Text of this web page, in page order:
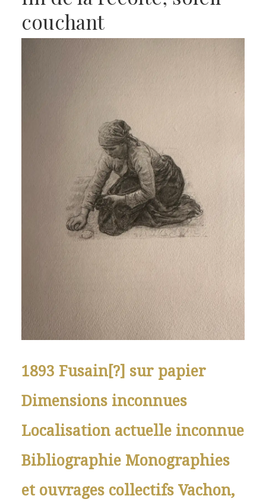
couchant
1893 Fusain[?] sur papier
Dimensions inconnues
Localisation actuelle inconnue
Bibliographie Monographies
et ouvrages collectifs Vachon,